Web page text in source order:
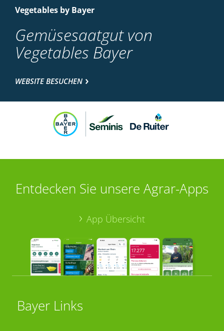
Vegetables by Bayer
Gemüsesaatgut von
Vegetables Bayer
WEBSITE BESUCHEN
Entdecken Sie unsere Agrar-Apps
App Übersicht
Bayer Links